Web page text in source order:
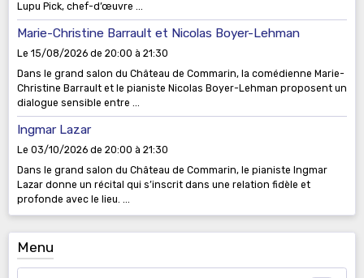
Lupu Pick, chef-d’œuvre ...
Marie-Christine Barrault et Nicolas Boyer-Lehman
Le 15/08/2026 de 20:00 à 21:30
Dans le grand salon du Château de Commarin, la comédienne Marie-
Christine Barrault et le pianiste Nicolas Boyer-Lehman proposent un
dialogue sensible entre ...
Ingmar Lazar
Le 03/10/2026 de 20:00 à 21:30
Dans le grand salon du Château de Commarin, le pianiste Ingmar
Lazar donne un récital qui s’inscrit dans une relation fidèle et
profonde avec le lieu. ...
Menu